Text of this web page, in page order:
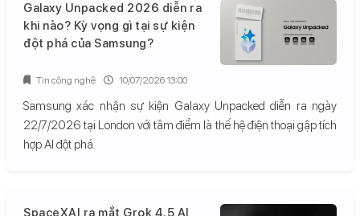
Galaxy Unpacked 2026 diễn ra
khi nào? Kỳ vọng gì tại sự kiện
đột phá của Samsung?
Samsung xác nhận sự kiện Galaxy Unpacked diễn ra ngày
22/7/2026 tại London với tâm điểm là thế hệ điện thoại gập tích
hợp AI đột phá.
Tin công nghệ 10/07/2026 13:00
SpaceXAI ra mắt Grok 4.5 AI